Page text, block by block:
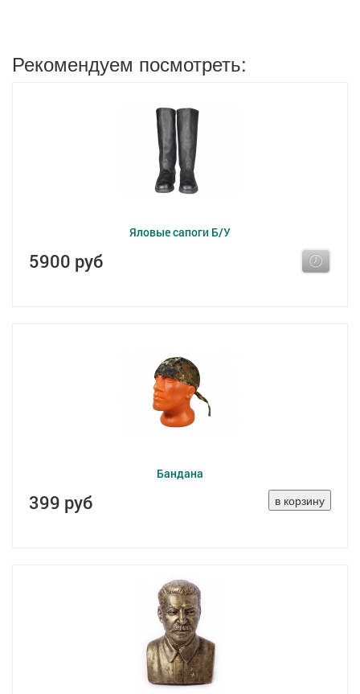
Рекомендуем посмотреть:
Яловые сапоги Б/У
5900 руб
Бандана
399 руб